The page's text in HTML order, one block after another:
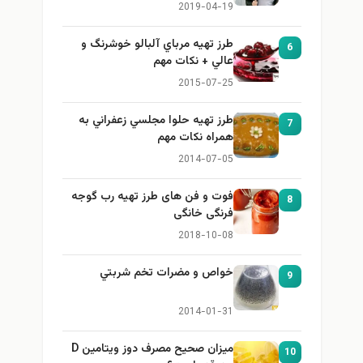
2019-04-19
6
طرز تهيه مرباي آلبالو خوشرنگ و
عالي + نكات مهم
2015-07-25
7
طرز تهيه حلوا مجلسي زعفراني به
همراه نكات مهم
2014-07-05
8
فوت و فن های طرز تهیه رب گوجه
فرنگی خانگی
2018-10-08
9 خواص و مضرات تخم شربتي
2014-01-31
10
میزان صحیح مصرف دوز ویتامین D